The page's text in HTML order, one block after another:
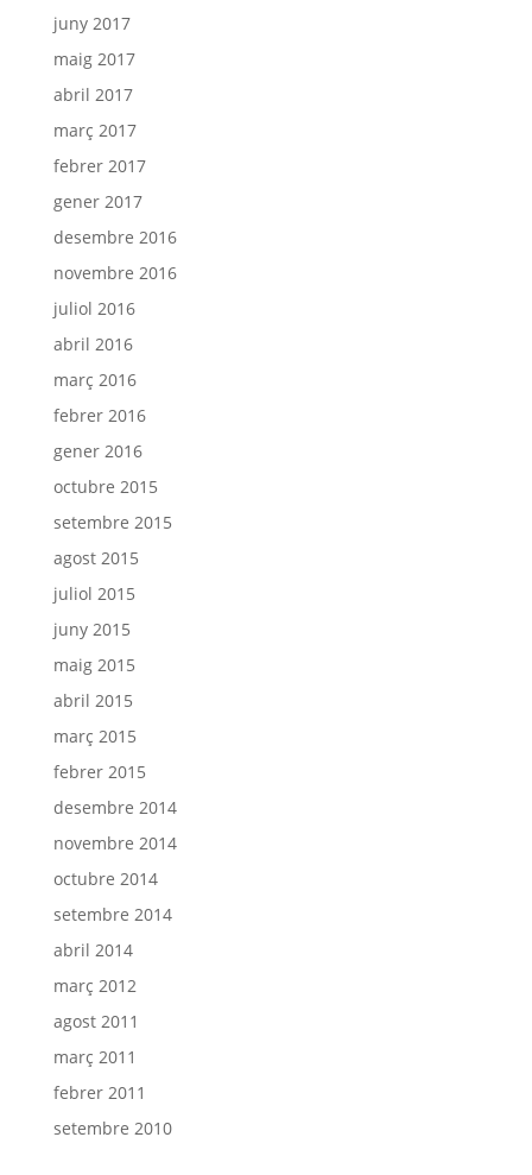
juny 2017
maig 2017
abril 2017
març 2017
febrer 2017
gener 2017
desembre 2016
novembre 2016
juliol 2016
abril 2016
març 2016
febrer 2016
gener 2016
octubre 2015
setembre 2015
agost 2015
juliol 2015
juny 2015
maig 2015
abril 2015
març 2015
febrer 2015
desembre 2014
novembre 2014
octubre 2014
setembre 2014
abril 2014
març 2012
agost 2011
març 2011
febrer 2011
setembre 2010